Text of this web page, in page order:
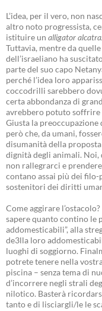
L’idea, per il vero, non
altro noto progressista,
istituire un alligator
Tuttavia, mentre da
dell’israeliano ha
parte del suo capo
perché l’idea loro
coccodrilli sarebbero
certa abbondanza di
avrebbero potuto soffrire
Giusta la
però che, da umani,
disumanità della
dignità degli animali. Noi,
non rallegrarci e
contano assai più dei filo-
sostenitori dei diritti
Come aggirare
sapere quanto contino le
addomesticabili”, alla
de3lla loro
luoghi di soggiorno.
potrete tenere nella
piscina – senza tema di
d’incorrere negli strali
nilotico. Basterà
tanto e di lisciargli/le le